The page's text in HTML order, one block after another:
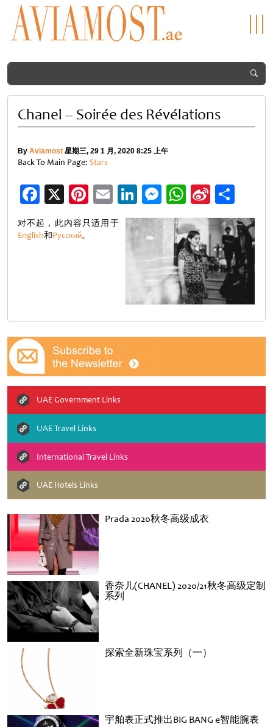
Prada 2020秋冬高级成衣
香奈儿(CHANEL) 2020/21秋冬高级定制
系列
探索全新珠宝系列（一）
宇舶表正式推出BIG BANG e智能腕表
Chanel – Soirée des Révélations
By Aviamost 星期三, 29 1 月, 2020 8:25 上午
Back To Main Page: Stars
Facebook
X Pinterest
EmailLinkedIn
Messenger
WhatsApp
Sina
Weibo
享
对不起，此内容只适用于
English和Русский。
UAE Government Links
UAE Travel Links
International Travel Links
UAE Hotels Links